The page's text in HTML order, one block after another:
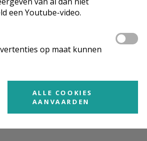
Jullie kunnen gebruik maken van
te aanvaarden.
een Youtube-video.
op maat kunnen
ALLE COOKIES
AANVAARDEN